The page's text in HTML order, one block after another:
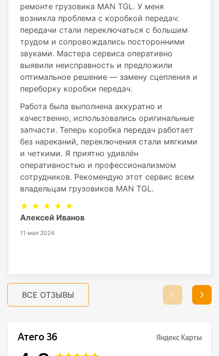
ремонте грузовика MAN TGL. У меня
возникла проблема с коробкой передач:
передачи стали переключаться с большим
трудом и сопровождались посторонними
звуками. Мастера сервиса оперативно
выявили неисправность и предложили
оптимальное решение — замену сцепления и
переборку коробки передач.
Работа была выполнена аккуратно и
качественно, использовались оригинальные
запчасти. Теперь коробка передач работает
без нареканий, переключения стали мягкими
и четкими. Я приятно удивлён
оперативностью и профессионализмом
сотрудников. Рекомендую этот сервис всем
владельцам грузовиков MAN TGL.
★ ★ ★ ★ ★
Алексей Иванов
11 мая 2024
ВСЕ ОТЗЫВЫ